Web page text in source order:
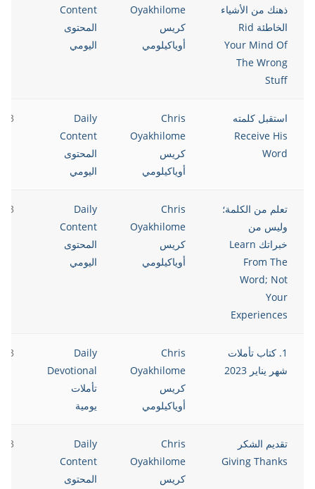
ذهنك من الأشياء
الخاطئة Rid
Your Mind Of
The Wrong
Stuff
Oyakhilome
كريس
أوياكيلومي
Content
المحتوى
اليومي
استقبل كلمته
Receive His
Word
Chris
Oyakhilome
كريس
أوياكيلومي
Daily
Content
المحتوى
اليومي
تعلم من الكلمة؛
وليس من
خبراتك Learn
From The
Word; Not
Your
Experiences
Chris
Oyakhilome
كريس
أوياكيلومي
Daily
Content
المحتوى
اليومي
1. كتاب تأملات
شهر يناير 2023
Chris
Oyakhilome
كريس
أوياكيلومي
Daily
Devotional
تأملات
يومية
تقديم الشكر
Giving Thanks
Chris
Oyakhilome
كريس
Daily
Content
المحتوى